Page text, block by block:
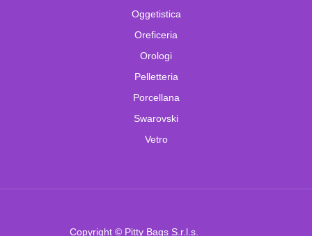
Oggetistica
Oreficeria
Orologi
Pelletteria
Porcellana
Swarovski
Vetro
Copyright © Pitty Bags S.r.l.s.